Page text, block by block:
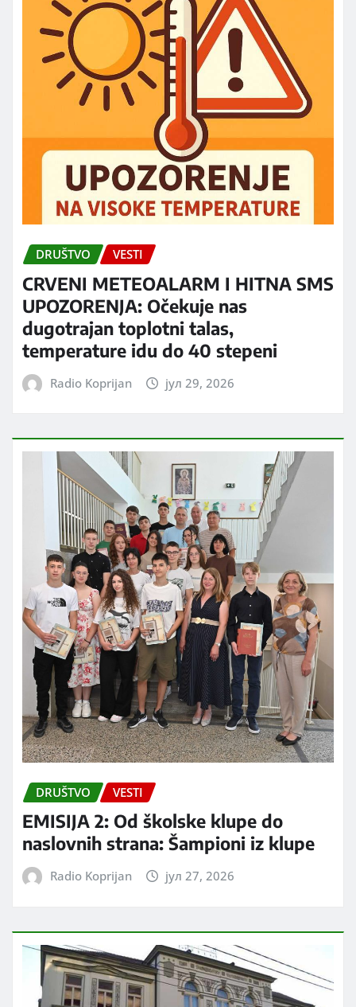
DRUŠTVO VESTI
CRVENI METEOALARM I HITNA SMS
UPOZORENJA: Očekuje nas
dugotrajan toplotni talas,
temperature idu do 40 stepeni
Radio Koprijan јул 29, 2026
DRUŠTVO VESTI
EMISIJA 2: Od školske klupe do
naslovnih strana: Šampioni iz klupe
Radio Koprijan јул 27, 2026